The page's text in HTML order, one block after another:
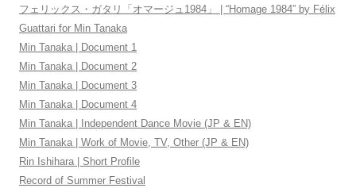
フェリックス・ガタリ「オマージュ1984」 | “Homage 1984” by Félix
Guattari for Min Tanaka
Min Tanaka | Document 1
Min Tanaka | Document 2
Min Tanaka | Document 3
Min Tanaka | Document 4
Min Tanaka | Independent Dance Movie (JP & EN)
Min Tanaka | Work of Movie, TV, Other (JP & EN)
Rin Ishihara | Short Profile
Record of Summer Festival